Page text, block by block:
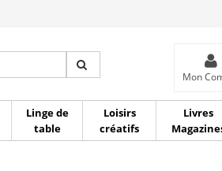
Mon
Linge de
table
Loisirs
créatifs
Livres